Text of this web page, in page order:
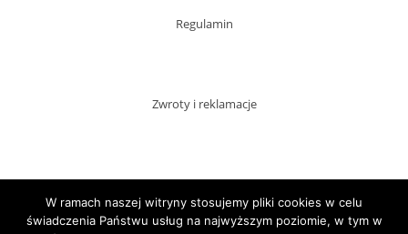
Regulamin
Zwroty i reklamacje
Dostawy
W ramach naszej witryny stosujemy pliki cookies w celu
świadczenia Państwu usług na najwyższym poziomie, w tym w